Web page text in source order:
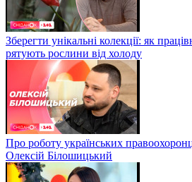
Зберегти унікальні колекції: як
рятують рослини від холоду
Про роботу українських
Олексій Білошицький